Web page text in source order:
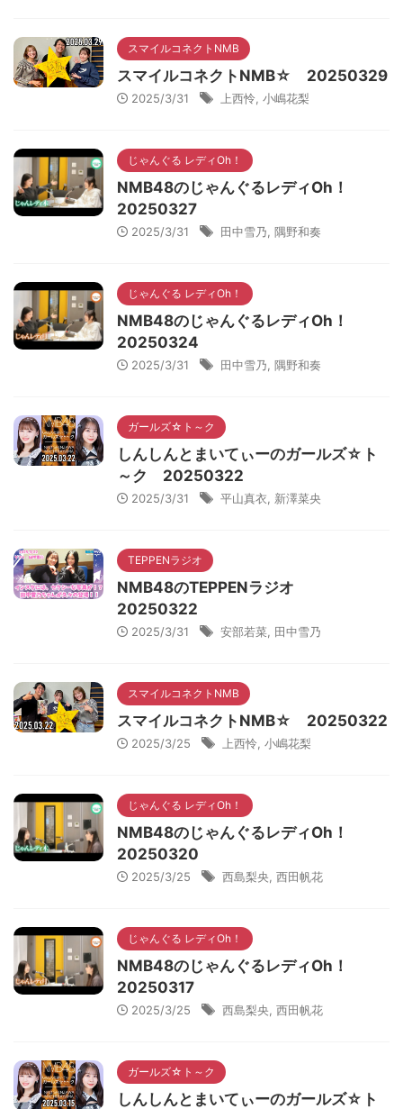
スマイルコネクトNMB
スマイルコネクトNMB☆ 20250329
2025/3/31 上西怜 小嶋花梨
じゃんぐる レディOh！
NMB48のじゃんぐるレディOh！
20250327
2025/3/31 田中雪乃 隅野和奏
じゃんぐる レディOh！
NMB48のじゃんぐるレディOh！
20250324
2025/3/31 田中雪乃 隅野和奏
ガールズ☆ト～ク
しんしんとまいてぃーのガールズ☆ト
～ク 20250322
2025/3/31 平山真衣 新澤菜央
TEPPENラジオ
NMB48のTEPPENラジオ
20250322
2025/3/31 安部若菜 田中雪乃
スマイルコネクトNMB
スマイルコネクトNMB☆ 20250322
2025/3/25 上西怜 小嶋花梨
じゃんぐる レディOh！
NMB48のじゃんぐるレディOh！
20250320
2025/3/25 西島梨央 西田帆花
じゃんぐる レディOh！
NMB48のじゃんぐるレディOh！
20250317
2025/3/25 西島梨央 西田帆花
ガールズ☆ト～ク
しんしんとまいてぃーのガールズ☆ト